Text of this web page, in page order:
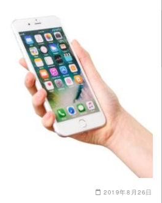
READ MORE
2019年8月26日